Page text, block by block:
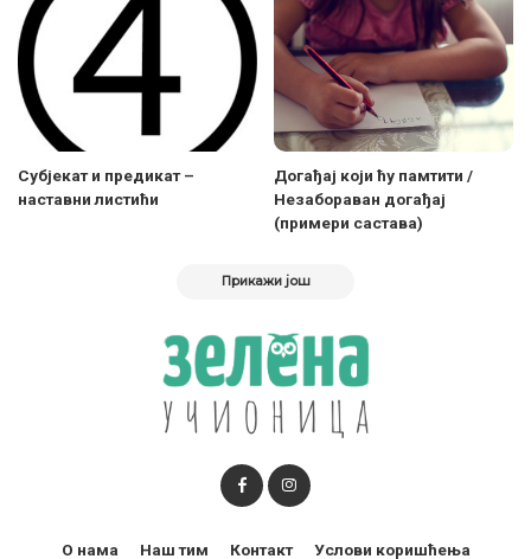
Субјекат и предикат –
наставни листићи
Догађај који ћу памтити /
Незабораван догађај
(примери састава)
Прикажи још
О нама Наш тим Контакт Услови коришћења